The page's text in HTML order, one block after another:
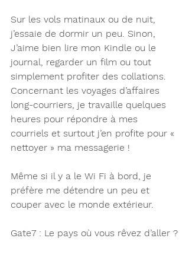
Sur les vols matinaux ou de nuit,
j’essaie de dormir un peu. Sinon,
J’aime bien lire mon Kindle ou le
journal, regarder un film ou tout
simplement profiter des collations.
Concernant les voyages d’affaires
long-courriers, je travaille quelques
heures pour répondre à mes
courriels et surtout j’en profite pour «
nettoyer » ma messagerie !
Même si il y a le Wi Fi à bord, je
préfère me détendre un peu et
couper avec le monde extérieur.
Gate7 : Le pays où vous rêvez d’aller ?